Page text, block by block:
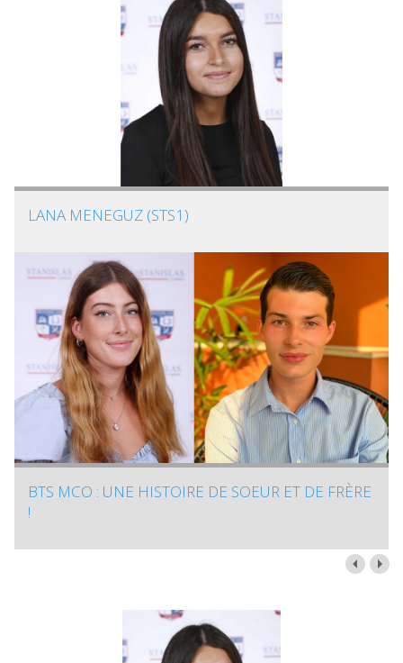
LANA MENEGUZ (STS1)
BTS MCO : UNE HISTOIRE DE SOEUR ET DE FRÈRE
!